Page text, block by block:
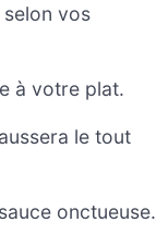
vos
à votre plat.
le tout
onctueuse.